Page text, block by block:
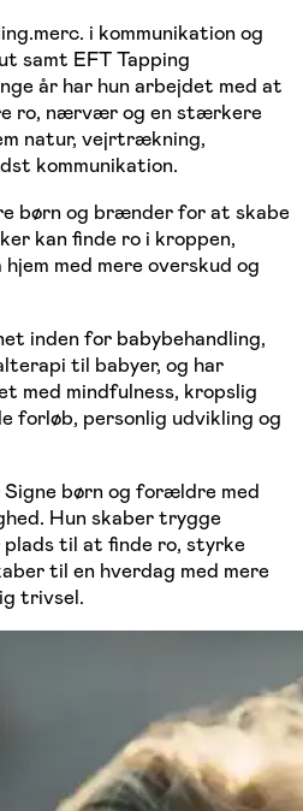
i kommunikation og
samt EFT Tapping
år har hun arbejdet med at
ro, nærvær og en stærkere
natur, vejrtrækning,
kommunikation.
børn og brænder for at skabe
kan finde ro i kroppen,
med mere overskud og
inden for babybehandling,
til babyer, og har
med mindfulness, kropslig
forløb, personlig udvikling og
Signe børn og forældre med
Hun skaber trygge
til at finde ro, styrke
til en hverdag med mere
trivsel.